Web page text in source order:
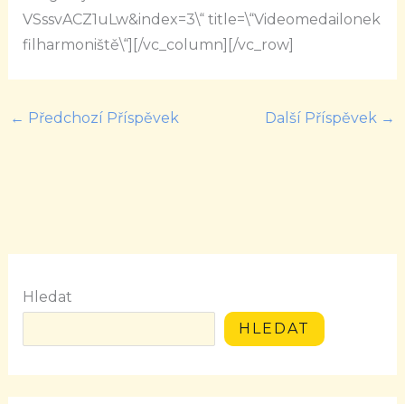
VSssvACZ1uLw&index=3\“ title=\“Videomedailonek
filharmoniště\“][/vc_column][/vc_row]
← Předchozí Příspěvek Další Příspěvek →
Hledat
HLEDAT